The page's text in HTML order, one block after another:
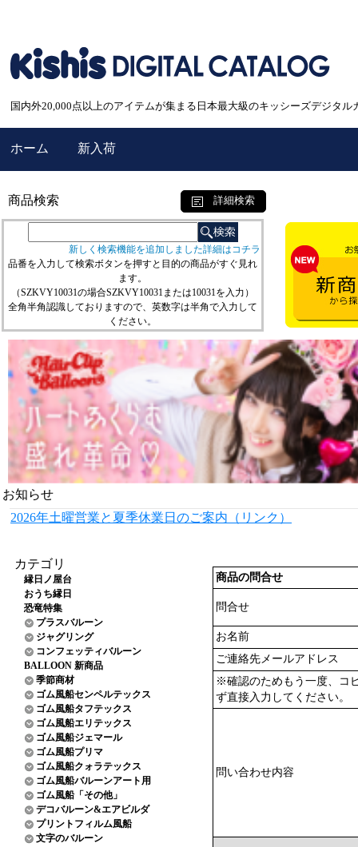
国内外20,000点以上のアイテムが集まる日本最大級のキッシーズデジタル
ホーム 新入荷
商品検索 詳細検索
新しく検索機能を追加しました詳細はコチラ
品番を入力して検索ボタンを押すと目的の商品がすぐ見れ
ます。
（SZKVY10031の場合SZKVY10031または10031を入力）
全角半角認識しておりますので、英数字は半角で入力して
ください。
お知らせ
2026年土曜営業と夏季休業日のご案内（リンク）
カテゴリ
縁日ノ屋台
おうち縁日
恐竜特集
プラスバルーン
ジャグリング
コンフェッティバルーン
BALLOON 新商品
季節商材
ゴム風船センペルテックス
ゴム風船タフテックス
ゴム風船エリテックス
ゴム風船ジェマール
ゴム風船プリマ
ゴム風船クォラテックス
ゴム風船バルーンアート用
ゴム風船「その他」
デコバルーン&エアビルダ
プリントフィルム風船
文字のバルーン
商品の問合せ
問合せ
お名前
ご連絡先メールアドレス
※確認のためもう一度、コ
ず直接入力してください。
問い合わせ内容